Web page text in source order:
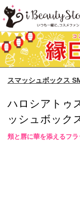
スマッシュボックス
ハロシアトゥ
ッシュボック
頬と唇に華を添えるフラ